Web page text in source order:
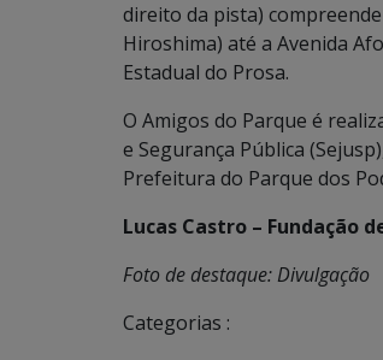
direito da pista)
Hiroshima) até a Avenida
Estadual do Prosa.
O Amigos do Parque é
e Segurança Pública
Prefeitura do Parque dos
Lucas Castro – Fundação
Foto de destaque: Divulgação
Categorias :